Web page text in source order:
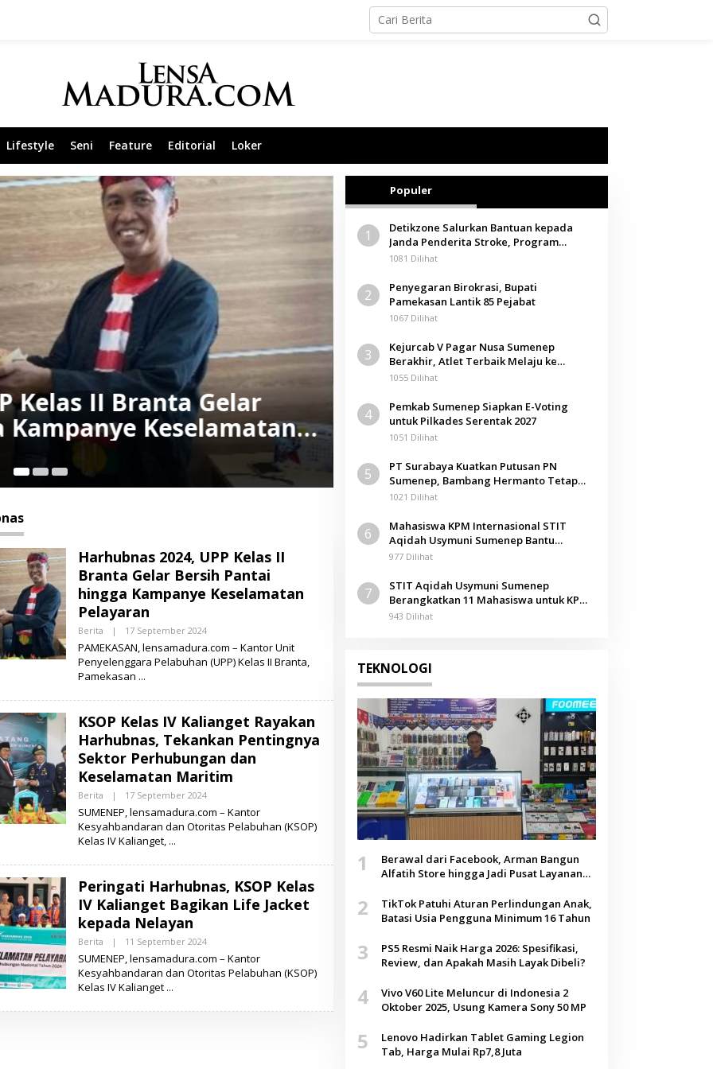
Lifestyle Seni Feature Editorial Loker
Rayakan Harhubnas,
Sektor Perhubungan dan
Berita
Peringati Harhubnas,
Bagikan Life Jacket
Harhubnas 2024, UPP Kelas II
Branta Gelar Bersih Pantai
hingga Kampanye Keselamatan
Pelayaran
Berita | 17 September 2024O
E
H
A
M
A
U
R
A
PAMEKASAN, lensamadura.com – Kantor Unit
Penyelenggara Pelabuhan (UPP) Kelas II Branta,
Pamekasan
KSOP Kelas IV Kalianget Rayakan
Harhubnas, Tekankan Pentingnya
Sektor Perhubungan dan
Keselamatan Maritim
Berita | 17 September 2024O
E
H
A
M
A
SUMENEP, lensamadura.com – Kantor
Kesyahbandaran dan Otoritas Pelabuhan (KSOP)
Kelas IV Kalianget,
Peringati Harhubnas, KSOP Kelas
IV Kalianget Bagikan Life Jacket
kepada Nelayan
Berita | 11 September 2024O
E
H
SUMENEP, lensamadura.com – Kantor
Kesyahbandaran dan Otoritas Pelabuhan (KSOP)
Kelas IV Kalianget
Populer
1
Detikzone Salurkan Bantuan kepada
Janda Penderita Stroke, Program
Berbagi Masuki Hari ke-61
1081 Dilihat
2
Penyegaran Birokrasi, Bupati
Pamekasan Lantik 85 Pejabat
1067 Dilihat
3
Kejurcab V Pagar Nusa Sumenep
Berakhir, Atlet Terbaik Melaju ke
Kejurwil Jatim
1055 Dilihat
4
Pemkab Sumenep Siapkan E-Voting
untuk Pilkades Serentak 2027
1051 Dilihat
5
PT Surabaya Kuatkan Putusan PN
Sumenep, Bambang Hermanto Tetap
Dinyatakan Pemilik Sah Tanah di
1021 Dilihat
6
Mahasiswa KPM Internasional STIT
Aqidah Usymuni Sumenep Bantu
Pengurusan Jenazah WNI di Malaysia
977 Dilihat
7
STIT Aqidah Usymuni Sumenep
Berangkatkan 11 Mahasiswa untuk KPM
Internasional di Malaysia
943 Dilihat
TEKNOLOGI
1
Berawal dari Facebook, Arman Bangun
Alfatih Store hingga Jadi Pusat Layanan
2
TikTok Patuhi Aturan Perlindungan Anak,
Batasi Usia Pengguna Minimum 16 Tahun
3
PS5 Resmi Naik Harga 2026: Spesifikasi,
Review, dan Apakah Masih Layak Dibeli?
4
Vivo V60 Lite Meluncur di Indonesia 2
Oktober 2025, Usung Kamera Sony 50 MP
5
Lenovo Hadirkan Tablet Gaming Legion
Tab, Harga Mulai Rp7,8 Juta